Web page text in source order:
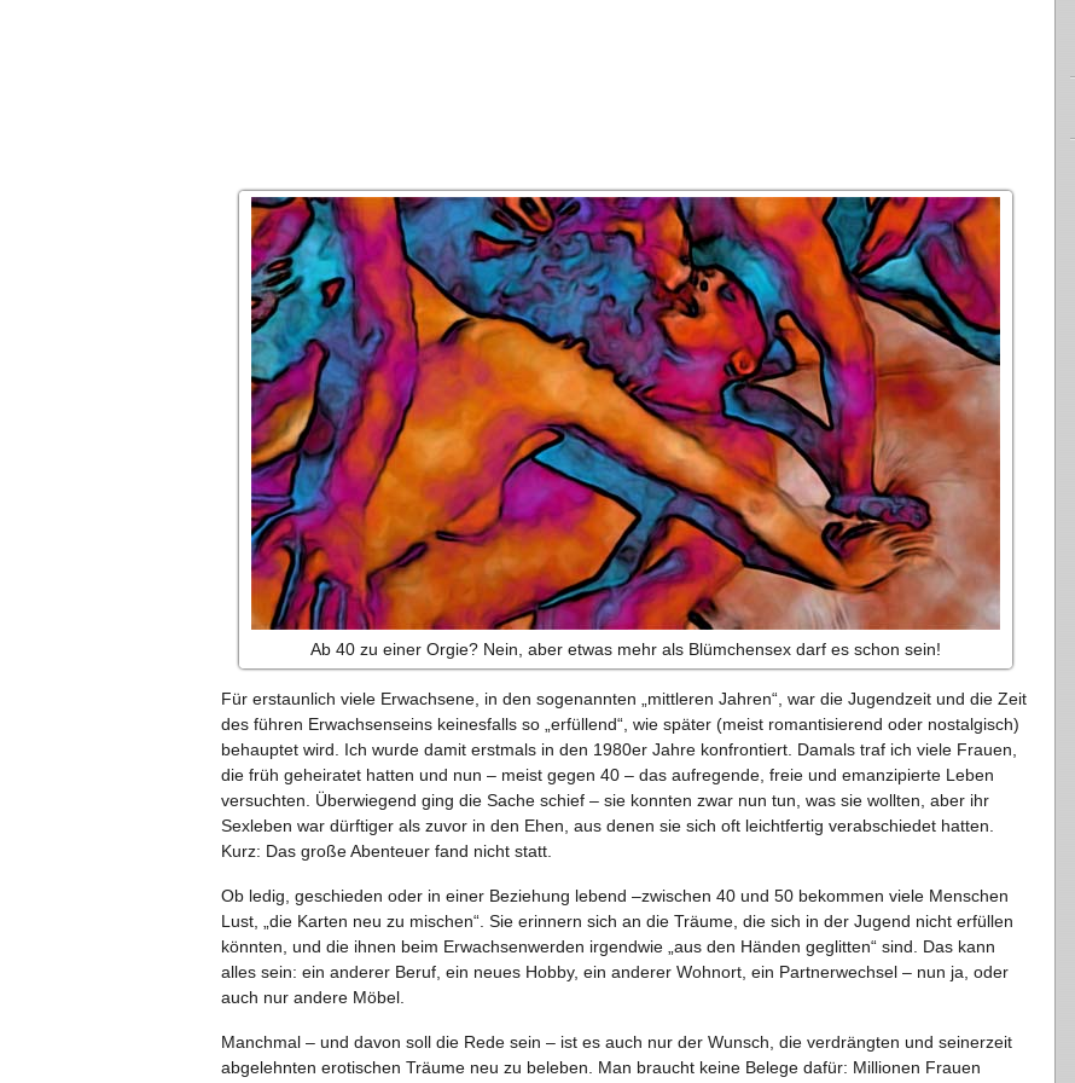
Ab 40 zu einer Orgie? Nein, aber etwas mehr als Blümchensex darf es schon sein!
Für erstaunlich viele Erwachsene, in den sogenannten „mittleren Jahren“, war die Jugendzeit und die Zeit
des führen Erwachsenseins keinesfalls so „erfüllend“, wie später (meist romantisierend oder nostalgisch)
behauptet wird. Ich wurde damit erstmals in den 1980er Jahre konfrontiert. Damals traf ich viele Frauen,
die früh geheiratet hatten und nun – meist gegen 40 – das aufregende, freie und emanzipierte Leben
versuchten. Überwiegend ging die Sache schief – sie konnten zwar nun tun, was sie wollten, aber ihr
Sexleben war dürftiger als zuvor in den Ehen, aus denen sie sich oft leichtfertig verabschiedet hatten.
Kurz: Das große Abenteuer fand nicht statt.
Ob ledig, geschieden oder in einer Beziehung lebend –zwischen 40 und 50 bekommen viele Menschen
Lust, „die Karten neu zu mischen“. Sie erinnern sich an die Träume, die sich in der Jugend nicht erfüllen
könnten, und die ihnen beim Erwachsenwerden irgendwie „aus den Händen geglitten“ sind. Das kann
alles sein: ein anderer Beruf, ein neues Hobby, ein anderer Wohnort, ein Partnerwechsel – nun ja, oder
auch nur andere Möbel.
Manchmal – und davon soll die Rede sein – ist es auch nur der Wunsch, die verdrängten und seinerzeit
abgelehnten erotischen Träume neu zu beleben. Man braucht keine Belege dafür: Millionen Frauen